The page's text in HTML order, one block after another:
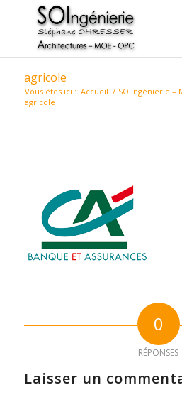
agricole
Vous êtes ici : Accueil / SO Ingénierie –
agricole
0
RÉPONSES
Laisser un